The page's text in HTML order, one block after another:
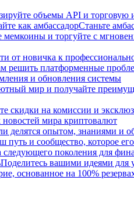
объемы API и торговую
как амбассадорСтаньте
мемкоины и торгуйте с
от новичка к
решить платформенные
и обновления системы
мир и получайте
скидки на комиссии и
новостей мира криптовалют
делятся опытом, знаниями и
путь и сообщество, которое
следующего поколения для
Поделитесь вашими идеями для
основанное на 100%